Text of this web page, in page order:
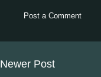
Post a Comment
Newer Post